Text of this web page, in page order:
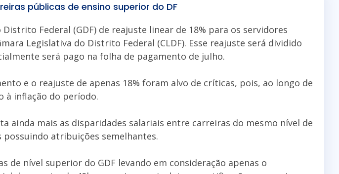
públicas de ensino superior do DF
Federal (GDF) de reajuste linear de 18% para os servidores
Legislativa do Distrito Federal (CLDF). Esse reajuste será dividido
será pago na folha de pagamento de julho.
e o reajuste de apenas 18% foram alvo de críticas, pois, ao longo de
à inflação do período.
ainda mais as disparidades salariais entre carreiras do mesmo nível de
possuindo atribuições semelhantes.
de nível superior do GDF levando em consideração apenas o